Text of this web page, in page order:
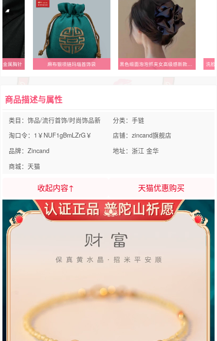
金属胸针 麻布银项链玛瑙首饰袋 黑色缎面泡泡抓夹女高级感新款显发量后脑勺发夹女头饰盘发鲨鱼夹 洗脸
商品描述与属性
类目：饰品/流行首饰/时尚饰品新
分类：手链
淘口令：1￥NUF1gBmLZrG￥
店铺：zincand旗舰店
品牌：Zincand
地址：浙江 金华
商城：天猫
收起内容↑ 天猫优惠购买